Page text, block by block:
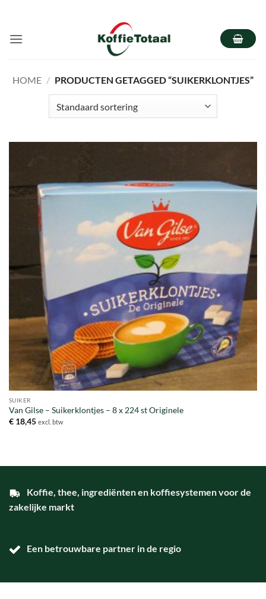
inhoud
HOME / PRODUCTEN GETAGGED “SUIKERKLONTJES”
SUIKER
Van Gilse – Suikerklontjes – 8 x 224 st Originele
€18,45 excl. btw
Koffie, thee, ingrediënten en koffiesystemen voor de
zakelijke markt
Een betrouwbare partner in de regio